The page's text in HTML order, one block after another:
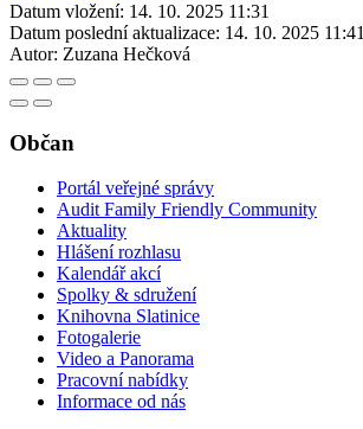
Datum vložení: 14. 10. 2025 11:31
Datum poslední aktualizace: 14. 10. 2025 11:41
Autor: Zuzana Hečková
Občan
Portál veřejné správy
Audit Family Friendly Community
Aktuality
Hlášení rozhlasu
Kalendář akcí
Spolky & sdružení
Knihovna Slatinice
Fotogalerie
Video a Panorama
Pracovní nabídky
Informace od nás